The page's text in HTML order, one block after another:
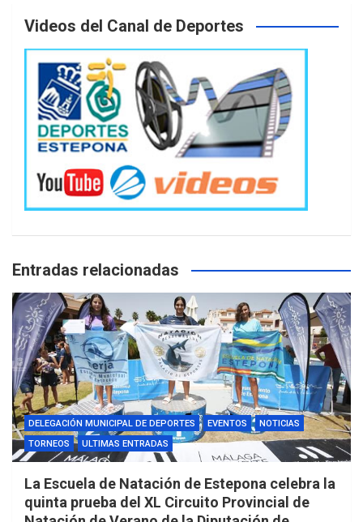
Videos del Canal de Deportes
Entradas relacionadas
DELEGACIÓN MUNICIPAL DE DEPORTES EVENTOS
NOTICIAS
TORNEOS
ULTIMAS ENTRADAS
La Escuela de Natación de Estepona celebra la
quinta prueba del XL Circuito Provincial de